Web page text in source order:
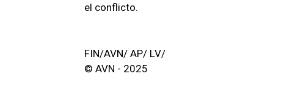
el conflicto.
FIN/AVN/ AP/ LV/
© AVN - 2025